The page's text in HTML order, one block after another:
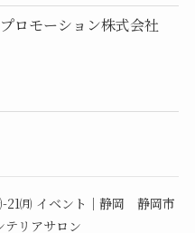
ロモーション株式会社
-21㈪ イベント｜静岡 静岡市
テリアサロン